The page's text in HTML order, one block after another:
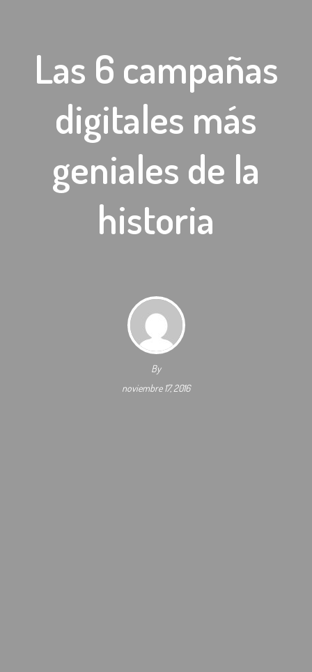
Las 6 campañas
digitales más
geniales de la
historia
By
noviembre 17, 2016